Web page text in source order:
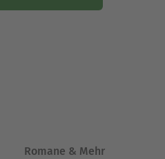
Romane & Mehr